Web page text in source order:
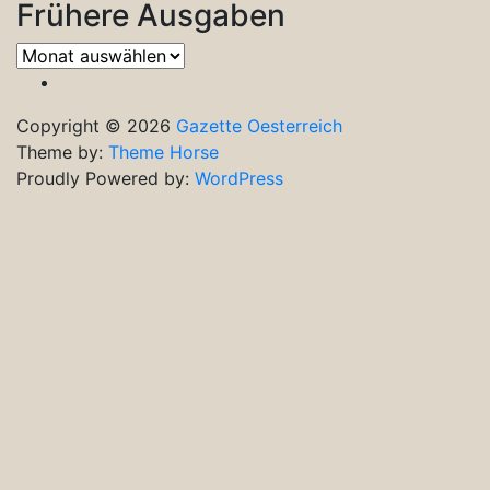
Frühere Ausgaben
Frühere
Ausgaben
Copyright © 2026 Gazette Oesterreich
Theme by: Theme Horse
Proudly Powered by: WordPress